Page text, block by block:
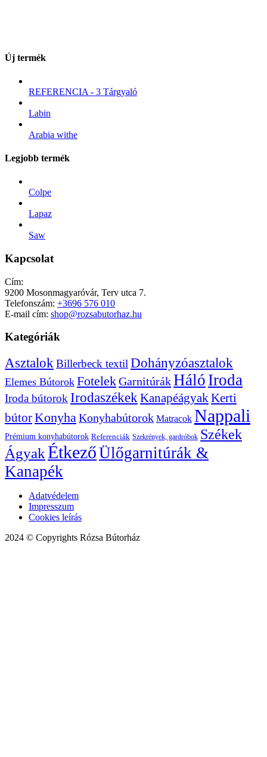
Új termék
REFERENCIA - 3 Tárgyaló
Labin
Arabia withe
Legjobb termék
Colpe
Lapaz
Saw
Kapcsolat
Cím:
9200 Mosonmagyaróvár, Terv utca 7.
Telefonszám: +3696 576 010
E-mail cím: shop@rozsabutorhaz.hu
Kategóriák
AsztalokBillerbeck textil Dohányzóasztalok
Elemes Bútorok FotelekGarnitúrákHáló Iroda
Iroda bútorok Irodaszékek KanapéágyakKerti
bútorKonyhaKonyhabútorok Matracok Nappali
Prémium konyhabútorok Referenciák Szekrények, gardróbok Székek
ÁgyakÉtkezőÜlőgarnitúrák &
Kanapék
Adatvédelem
Impresszum
Cookies leírás
2024 © Copyrights Rózsa Bútorház